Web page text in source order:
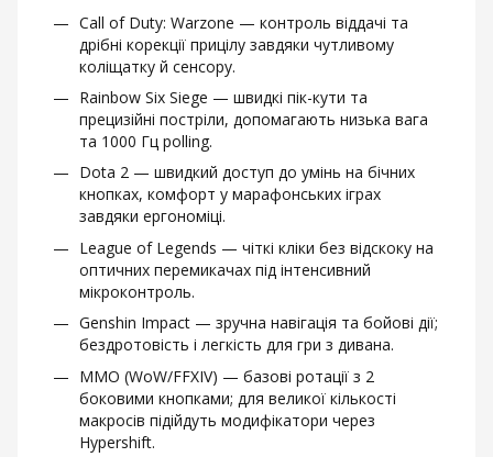
Call of Duty: Warzone — контроль віддачі та
дрібні корекції прицілу завдяки чутливому
коліщатку й сенсору.
Rainbow Six Siege — швидкі пік-кути та
прецизійні постріли, допомагають низька вага
та 1000 Гц polling.
Dota 2 — швидкий доступ до умінь на бічних
кнопках, комфорт у марафонських іграх
завдяки ергономіці.
League of Legends — чіткі кліки без відскоку на
оптичних перемикачах під інтенсивний
мікроконтроль.
Genshin Impact — зручна навігація та бойові дії;
бездротовість і легкість для гри з дивана.
MMO (WoW/FFXIV) — базові ротації з 2
боковими кнопками; для великої кількості
макросів підійдуть модифікатори через
Hypershift.